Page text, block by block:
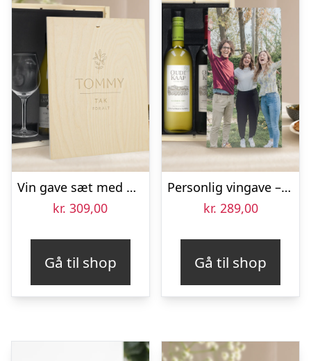
Vin gave sæt med glas – Maison de la Surprise Chardonnay – Graveret låg
kr. 309,00
Gå til shop
Personlig vingave – Oude Kaap – Rød & Hvid – Trækasse
kr. 289,00
Gå til shop